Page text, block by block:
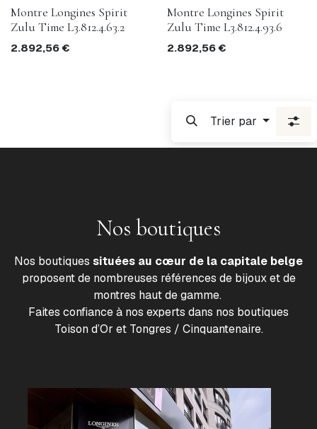
Montre Longines Spirit
Zulu Time L3.812.4.63.2
2.892,56 €
Montre Longines Spirit
Zulu Time L3.812.4.93.6
2.892,56€
Trier par
Nos boutiques
Nos boutiques situées au cœur de la capitale belge
proposent de nombreuses références de bijoux et de
montres haut de gamme.
Faites confiance à nos experts dans nos boutiques
Toison d’Or et Tongres / Cinquantenaire.